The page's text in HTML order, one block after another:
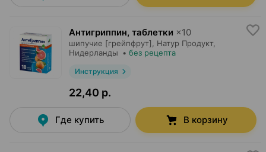
Антигриппин, таблетки ×10
шипучие [грейпфрут], Натур Продукт,
Нидерланды • без рецепта
Инструкция
22,40 р.
Где купить В корзину